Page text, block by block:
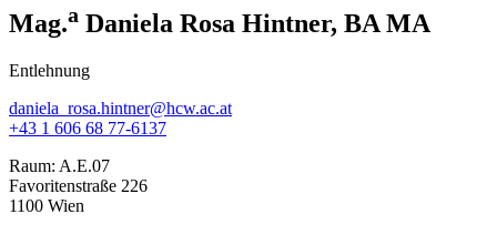
Mag.a Daniela Rosa Hintner, BA MA
Entlehnung
daniela_rosa.hintner@hcw.ac.at
+43 1 606 68 77-6137
Raum: A.E.07
Favoritenstraße 226
1100 Wien